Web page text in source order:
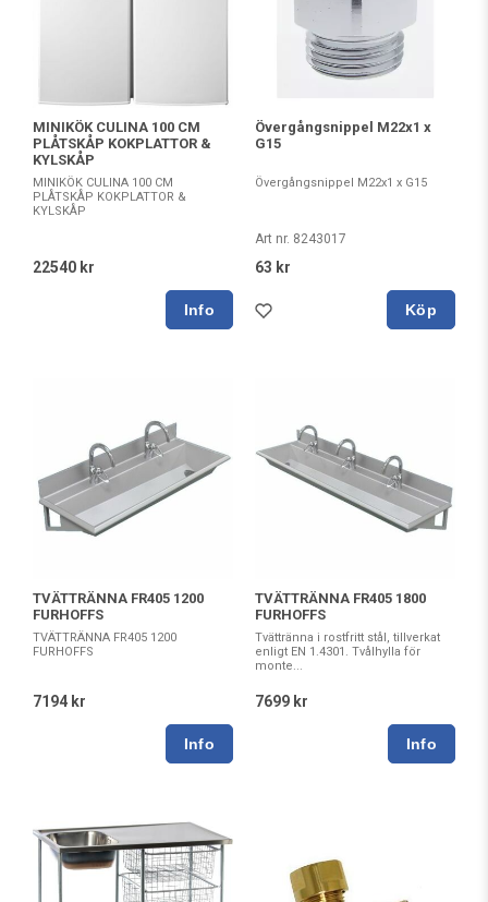
MINIKÖK CULINA 100 CM
PLÅTSKÅP KOKPLATTOR &
KYLSKÅP
MINIKÖK CULINA 100 CM
PLÅTSKÅP KOKPLATTOR &
KYLSKÅP
22540 kr
Övergångsnippel M22x1 x
G15
Övergångsnippel M22x1 x G15
Art nr. 8243017
63 kr
Köp
TVÄTTRÄNNA FR405 1200
FURHOFFS
TVÄTTRÄNNA FR405 1200
FURHOFFS
7194 kr
TVÄTTRÄNNA FR405 1800
FURHOFFS
Tvättränna i rostfritt stål, tillverkat
enligt EN 1.4301. Tvålhylla för
monte...
7699 kr